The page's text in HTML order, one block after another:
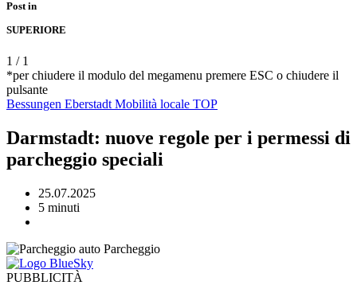
Post in
SUPERIORE
1 / 1
*per chiudere il modulo del megamenu premere ESC o chiudere il
pulsante
Bessungen Eberstadt Mobilità locale TOP
Darmstadt: nuove regole per i permessi di
parcheggio speciali
25.07.2025
5 minuti
PUBBLICITÀ